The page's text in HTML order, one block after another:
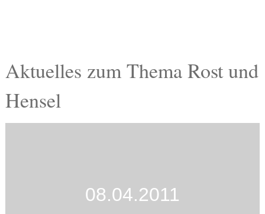
Gesundheit
Kultur
Aktuelles zum Thema Rost und
Hensel
08.04.2011